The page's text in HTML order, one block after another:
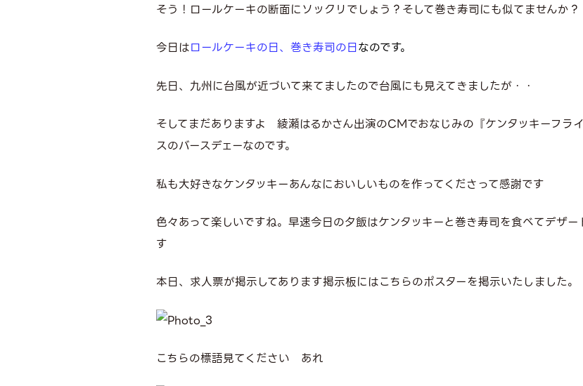
そう！ロールケーキの断面にソックリでしょう？そして巻き寿司にも似てませんか？
今日はロールケーキの日、巻き寿司の日なのです。
先日、九州に台風が近づいて来てましたので台風にも見えてきましたが・・
そしてまだありますよ 綾瀬はるかさん出演のCMでおなじみの『ケンタッキーフラ
スのバースデェーなのです。
私も大好きなケンタッキーあんなにおいしいものを作ってくださって感謝です
色々あって楽しいですね。早速今日の夕飯はケンタッキーと巻き寿司を食べてデザ
す
本日、求人票が掲示してあります掲示板にはこちらのポスターを掲示いたしました。
こちらの標語見てください あれ